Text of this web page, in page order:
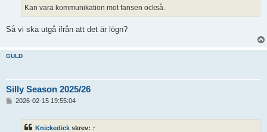
Kan vara kommunikation mot fansen också.
Så vi ska utgå ifrån att det är lögn?
GULD
Silly Season 2025/26
2026-02-15 19:55:04
Knickedick skrev: ↑